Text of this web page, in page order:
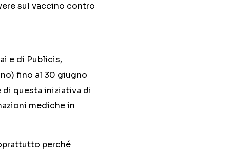
sul vaccino contro
e di Publicis,
fino al 30 giugno
questa iniziativa di
mediche in
perché